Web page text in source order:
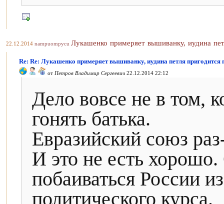
22.12.2014 nampuompycu Лукашенко примеряет вышиванку, иудина
Re: Re: Лукашенко примеряет вышиванку, иудина петля пригодится
от Петров Владимир Сергеевич 22.12.2014 22:12
Дело вовсе не в том,
гонять батька.
Евразийский союз
И это не есть
побаиваться России
политического курса.